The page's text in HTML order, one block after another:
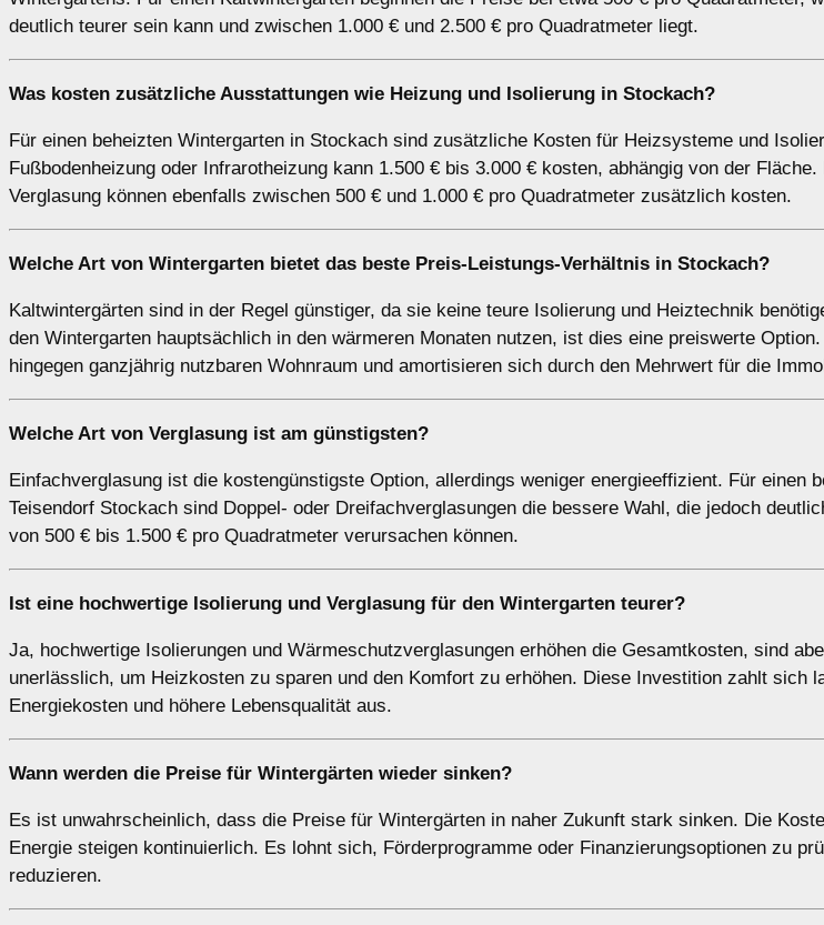
deutlich teurer sein kann und zwischen 1.000 € und 2.500 € pro Quadratmeter liegt.
Was kosten zusätzliche Ausstattungen wie Heizung und Isolierung in Stockach?
Für einen beheizten Wintergarten in Stockach sind zusätzliche Kosten für Heizsysteme und
Fußbodenheizung oder Infrarotheizung kann 1.500 € bis 3.000 € kosten, abhängig von der
Verglasung können ebenfalls zwischen 500 € und 1.000 € pro Quadratmeter zusätzlich kosten.
Welche Art von Wintergarten bietet das beste Preis-Leistungs-Verhältnis in Stockach?
Kaltwintergärten sind in der Regel günstiger, da sie keine teure Isolierung und Heiztechnik
den Wintergarten hauptsächlich in den wärmeren Monaten nutzen, ist dies eine preiswerte
hingegen ganzjährig nutzbaren Wohnraum und amortisieren sich durch den Mehrwert für die
Welche Art von Verglasung ist am günstigsten?
Einfachverglasung ist die kostengünstigste Option, allerdings weniger energieeffizient. Für einen
Teisendorf Stockach sind Doppel- oder Dreifachverglasungen die bessere Wahl, die jedoch
von 500 € bis 1.500 € pro Quadratmeter verursachen können.
Ist eine hochwertige Isolierung und Verglasung für den Wintergarten teurer?
Ja, hochwertige Isolierungen und Wärmeschutzverglasungen erhöhen die Gesamtkosten, sind
unerlässlich, um Heizkosten zu sparen und den Komfort zu erhöhen. Diese Investition zahlt sich
Energiekosten und höhere Lebensqualität aus.
Wann werden die Preise für Wintergärten wieder sinken?
Es ist unwahrscheinlich, dass die Preise für Wintergärten in naher Zukunft stark sinken. Die
Energie steigen kontinuierlich. Es lohnt sich, Förderprogramme oder Finanzierungsoptionen zu
reduzieren.